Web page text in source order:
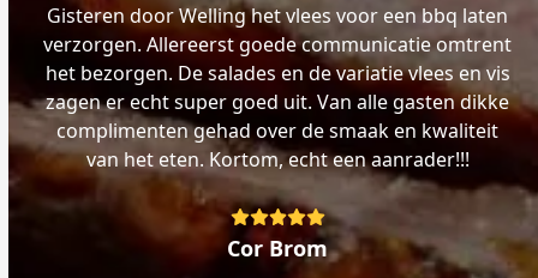
Gisteren door Welling het vlees voor een bbq laten
verzorgen. Allereerst goede communicatie omtrent
het bezorgen. De salades en de variatie vlees en vis
zagen er echt super goed uit. Van alle gasten dikke
complimenten gehad over de smaak en kwaliteit
van het eten. Kortom, echt een aanrader!!!
Rating:
5
Cor Brom